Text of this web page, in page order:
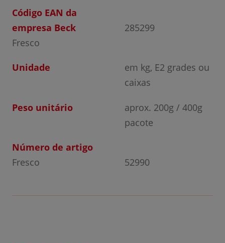
Código EAN da
empresa Beck
Fresco
285299
Unidade
em kg, E2 grades ou
caixas
Peso unitário
aprox. 200g / 400g
pacote
Número de artigo
Fresco
52990